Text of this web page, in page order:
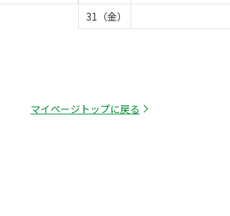
31（金）
マイページトップに戻る